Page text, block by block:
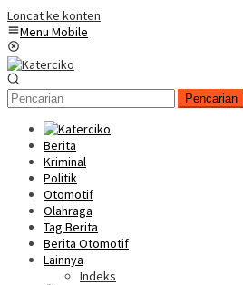
Loncat ke konten
Menu Mobile
Pencarian
Berita
Kriminal
Politik
Otomotif
Olahraga
Tag Berita
Berita Otomotif
Lainnya
Indeks